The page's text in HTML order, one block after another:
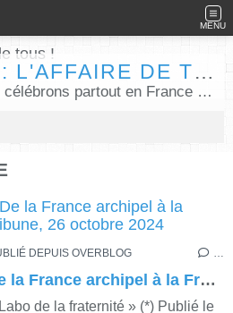
MENU
FRATERNITÉ : L'AFFAIRE DE TOUS !
Ensemble, le 4 février, célébrons partout en France la Journée internationale de la fraternité humaine !
DEPUIS OVERBLOG …
OUEST-FRANCE « De la France archipel à la France fraternelle », tribune, 26 octobre 2024
de la fraternité » (*) Publié le